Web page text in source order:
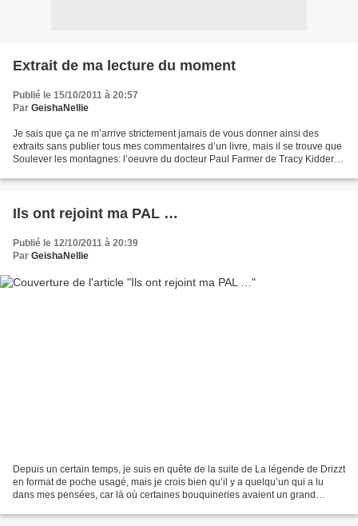
Extrait de ma lecture du moment
Publié le 15/10/2011 à 20:57
Par GeishaNellie
Je sais que ça ne m’arrive strictement jamais de vous donner ainsi des
extraits sans publier tous mes commentaires d’un livre, mais il se trouve que
Soulever les montagnes: l’oeuvre du docteur Paul Farmer de Tracy Kidder
Ils ont rejoint ma PAL …
Publié le 12/10/2011 à 20:39
Par GeishaNellie
Depuis un certain temps, je suis en quête de la suite de La légende de Drizzt
en format de poche usagé, mais je crois bien qu’il y a quelqu’un qui a lu
dans mes pensées, car là où certaines bouquineries avaient un grand